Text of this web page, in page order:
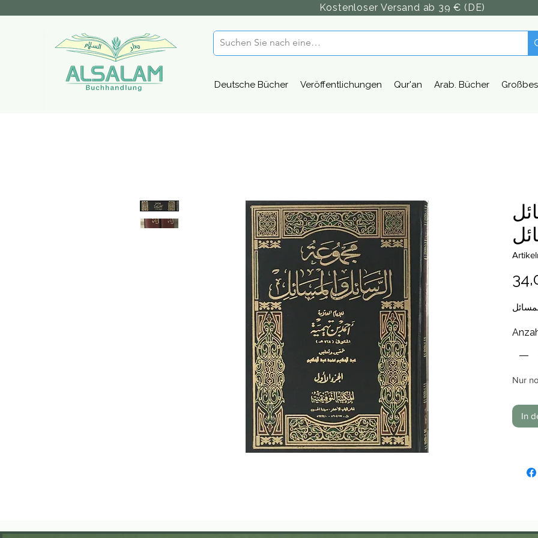
Kostenloser Versand ab 39 € (DE)
Deutsche Bücher Veröffentlichungen Qur'an Arab. Bücher
Nur
In